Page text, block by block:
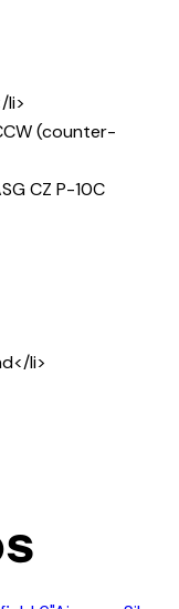
li>
(counter-
CZ P-10C
li>